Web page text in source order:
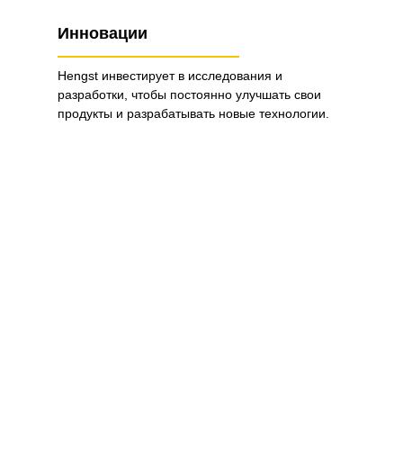
Инновации
Hengst инвестирует в исследования и
разработки, чтобы постоянно улучшать свои
продукты и разрабатывать новые технологии.